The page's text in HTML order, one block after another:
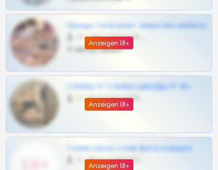
Anzeigen 18+
Шкоды телеграм - искуство любить
27 •
Тг шкоды приват
Anzeigen 18+
СЛИВЫ ТГ СЛИВЫ ШКОДЫ ТГ 18+
0 •
Anzeigen 18+
Сливы шкод | слив фото и видео
0 •